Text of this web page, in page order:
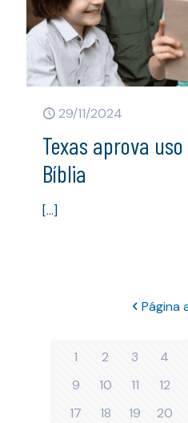
29/11/2024
Texas aprova
Bíblia
[…]
Página
1 2 3 4
9
10 11 12
17
18 19 20